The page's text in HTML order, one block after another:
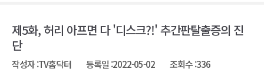
제5화, 허리 아프면 다 '디스크?!' 추간판탈출증의 진
단
작성자 :TV홈닥터 등록일 :2022-05-02 조회수 :336